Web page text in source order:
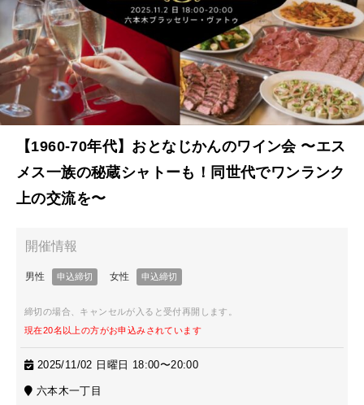
【1960-70年代】おとなじかんのワイン会 〜エス
メス一族の秘蔵シャトーも！同世代でワンランク
上の交流を〜
締切の場合、キャンセルが入ると受付再開します。
現在20名以上の方がお申込みされています
2025/11/02 日曜日 18:00〜20:00
六本木一丁目